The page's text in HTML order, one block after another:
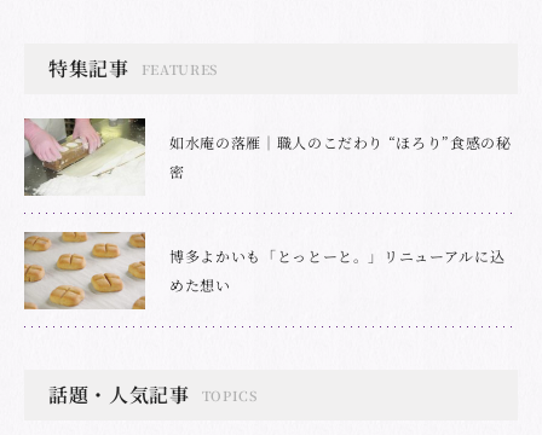
特集記事 FEATURES
如水庵の落雁｜職人のこだわり “ほろり”食感の秘
密
博多よかいも「とっとーと。」リニューアルに込
めた想い
話題・人気記事 TOPICS